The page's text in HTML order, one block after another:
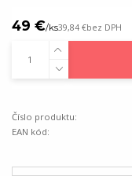
49 €/ks39,84 €bez DPH
Číslo produktu:
EAN kód: